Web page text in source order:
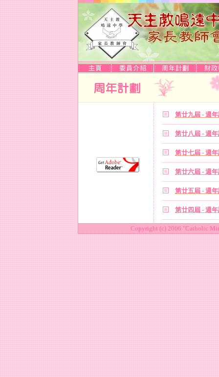
第廿九屆 - 週
第廿八屆 - 週
第廿七屆 - 週
第廿六屆 - 週
第廿五屆 - 週
第廿 四 屆 - 週
Copyright (c) 2006 "Catholic